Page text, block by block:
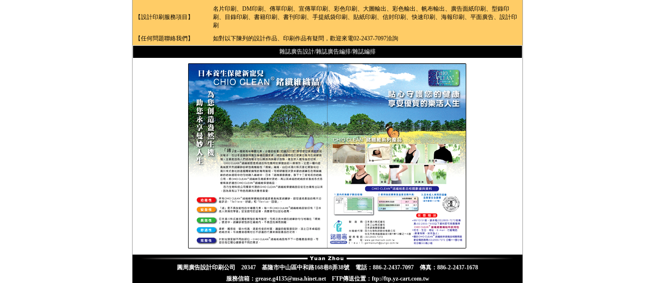
【設計印刷服務項目】
名片印刷、DM印刷、傳單印刷、宣傳單印刷、彩色印刷、大圖輸出、彩色輸出、帆布輸出、廣告面紙印刷、型錄印
刷、目錄印刷、書籍印刷、書刊印刷、手提紙袋印刷、貼紙印刷、信封印刷、快速印刷、海報印刷、平面廣告、設計印
刷
【任何問題聯絡我們】
如對以下陳列的設計作品、印刷作品有疑問，歡迎來電02-2437-7097洽詢
雜誌廣告設計/雜誌廣告編排/雜誌編排
圓周廣告設計印刷公司 20347 基隆市中山區中和路168巷8弄38號 電話：886-2-2437-7097 傳真：886-2-2437-1678
服務信箱：grease.g4135@msa.hinet.net FTP傳送位置：ftp://ftp.yz-cart.com.tw